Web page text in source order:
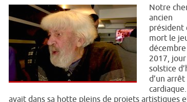
Notre
ancien
président
mort le
décembre
2017,
solstice
d’un arrêt
avait dans sa hotte pleins de projets artistiques